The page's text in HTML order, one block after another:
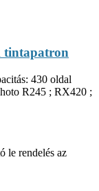
tintapatron
430 oldal
R245 ; RX420 ;
le rendelés az